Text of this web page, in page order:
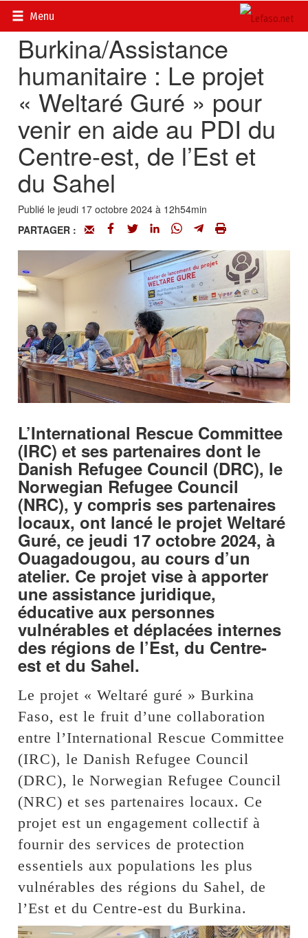
Menu
Accueil>
Burkina/Assistance
humanitaire : Le projet
« Weltaré Guré » pour
venir en aide au PDI du
Centre-est, de l’Est et
du Sahel
Publié le jeudi 17 octobre 2024 à 12h54min
PARTAGER :
L’International Rescue Committee
(IRC) et ses partenaires dont le
Danish Refugee Council (DRC), le
Norwegian Refugee Council
(NRC), y compris ses partenaires
locaux, ont lancé le projet Weltaré
Guré, ce jeudi 17 octobre 2024, à
Ouagadougou, au cours d’un
atelier. Ce projet vise à apporter
une assistance juridique,
éducative aux personnes
vulnérables et déplacées internes
des régions de l’Est, du Centre-
est et du Sahel.
Le projet « Weltaré guré » Burkina
Faso, est le fruit d’une collaboration
entre l’International Rescue Committee
(IRC), le Danish Refugee Council
(DRC), le Norwegian Refugee Council
(NRC) et ses partenaires locaux. Ce
projet est un engagement collectif à
fournir des services de protection
essentiels aux populations les plus
vulnérables des régions du Sahel, de
l’Est et du Centre-est du Burkina.